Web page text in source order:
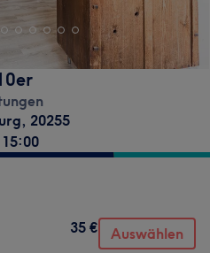
, 20255
35 € Auswählen